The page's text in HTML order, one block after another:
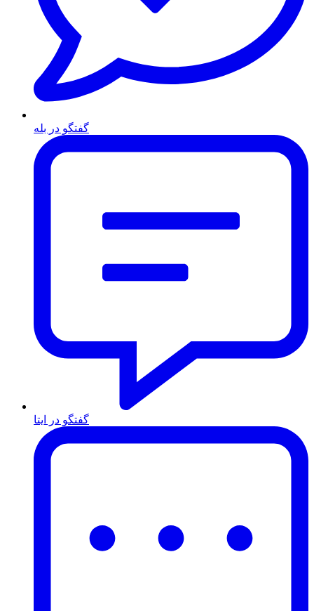
گفتگو در بله
گفتگو در ایتا